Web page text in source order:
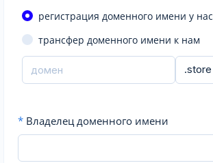
регистрация доменного имени у нас
трансфер доменного имени к нам
* Владелец доменного имени